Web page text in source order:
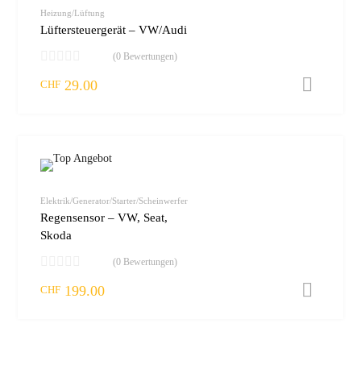
Heizung/Lüftung
Lüftersteuergerät – VW/Audi
(0 Bewertungen)
CHF 29.00
Elektrik/Generator/Starter/Scheinwerfer
Regensensor – VW, Seat,
Skoda
(0 Bewertungen)
CHF 199.00